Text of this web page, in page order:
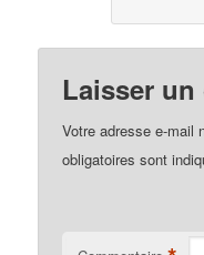
Laisser
Votre adresse e-mail
obligatoires sont